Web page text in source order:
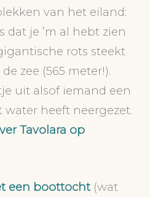
van het eiland:
dat je ’m al hebt zien
rots steekt
zee (565 meter!).
uit alsof iemand een
heeft neergezet.
Tavolara op
een boottocht(wat